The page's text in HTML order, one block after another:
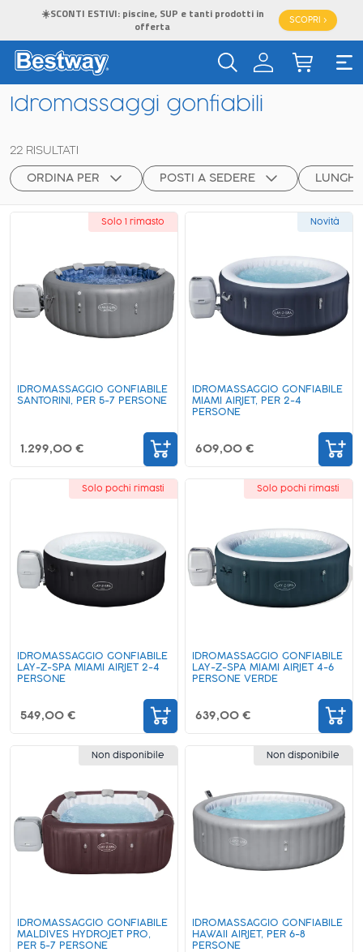
☀️SCONTI ESTIVI: piscine, SUP e tanti prodotti in
offerta
SCOPRI >
Idromassaggi gonfiabili
22 RISULTATI
ORDINA PER POSTI A SEDERE
Novità
Solo 1 rimasto
IDROMASSAGGIO GONFIABILE
SANTORINI, PER 5-7 PERSONE
1.299,00 €
Novità
IDROMASSAGGIO GONFIABILE
MIAMI AIRJET, PER 2-4
PERSONE
609,00 €
Solo pochi rimasti
IDROMASSAGGIO GONFIABILE
LAY-Z-SPA MIAMI AIRJET 2-4
PERSONE
549,00 €
Solo pochi rimasti
IDROMASSAGGIO GONFIABILE
LAY-Z-SPA MIAMI AIRJET 4-6
PERSONE VERDE
639,00 €
Non disponibile
IDROMASSAGGIO GONFIABILE
MALDIVES HYDROJET PRO,
PER 5-7 PERSONE
Non disponibile
IDROMASSAGGIO GONFIABILE
HAWAII AIRJET, PER 6-8
PERSONE